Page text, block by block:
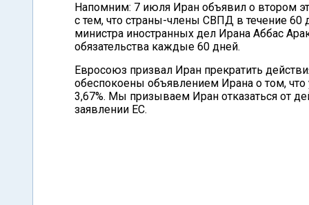
Напомним: 7 июля Иран объявил о втором
с тем, что страны-члены СВПД в течение 60
министра иностранных дел Ирана Аббас
обязательства каждые 60 дней.
Евросоюз призвал Иран прекратить
обеспокоены объявлением Ирана о том,
3,67%. Мы призываем Иран отказаться от
заявлении ЕС.